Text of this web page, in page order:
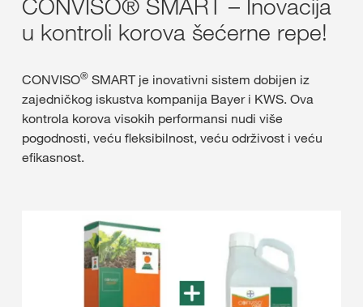
CONVISO® SMART – Inovacija
u kontroli korova šećerne repe!
CONVISO® SMART je inovativni sistem dobijen iz
zajedničkog iskustva kompanija Bayer i KWS. Ova
kontrola korova visokih performansi nudi više
pogodnosti, veću fleksibilnost, veću održivost i veću
efikasnost.